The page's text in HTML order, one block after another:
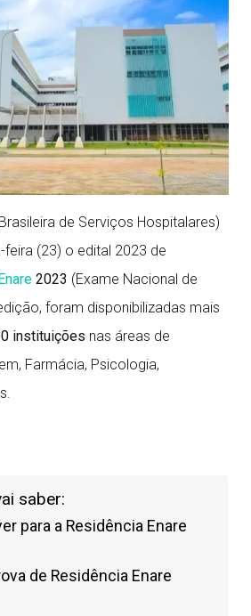
de Serviços Hospitalares)
(23) o edital 2023 de
2023 (Exame Nacional de
foram disponibilizadas mais
instituições nas áreas de
Farmácia, Psicologia,
saber:
para a Residência Enare
de Residência Enare